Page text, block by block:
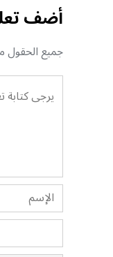
أضف
جميع الحقول